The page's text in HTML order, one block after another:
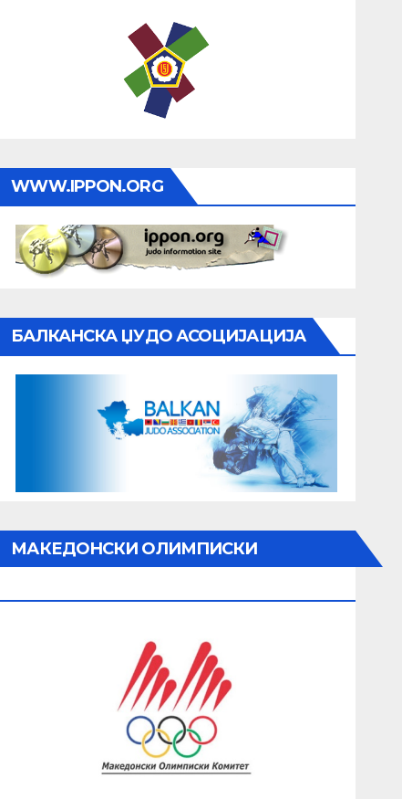
WWW.IPPON.ORG
БАЛКАНСКА ЏУДО АСОЦИЈАЦИЈА
МАКЕДОНСКИ ОЛИМПИСКИ